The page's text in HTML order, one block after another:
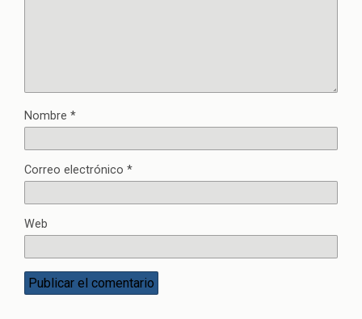
Nombre *
Correo electrónico *
Web